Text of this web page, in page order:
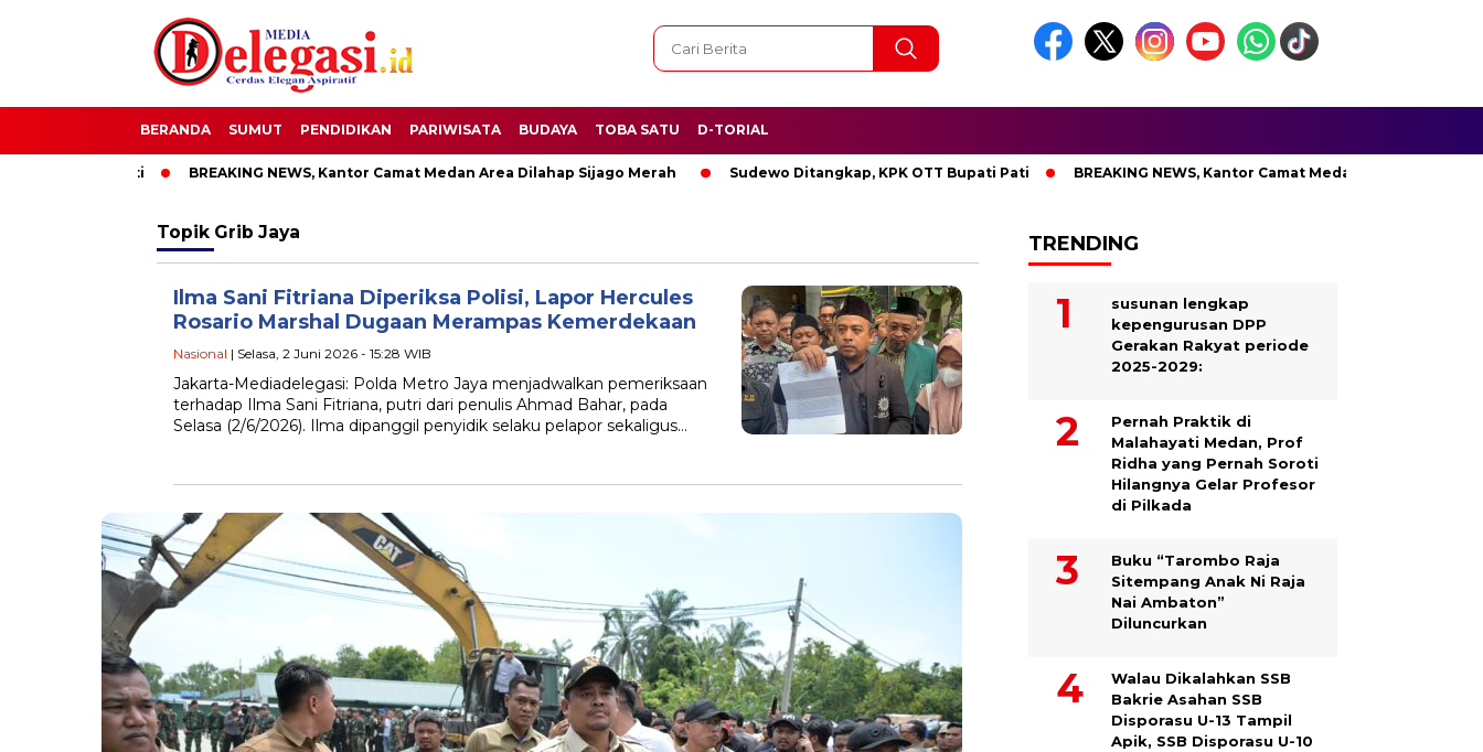
BERANDA SUMUT PENDIDIKAN PARIWISATA BUDAYA TOBA SATU D-TORIAL
BREAKING NEWS, Kantor Camat Medan Area Dilahap Sijago Merah Sudewo Ditangkap, KPK OTT Bupati Pati BREAKING NEWS, Kantor Camat Medan Area Dilahap Sijago
Topik Grib Jaya
Ilma Sani Fitriana Diperiksa Polisi, Lapor Hercules
Rosario Marshal Dugaan Merampas Kemerdekaan
Nasional | Selasa, 2 Juni 2026 - 15:28 WIB
Jakarta-Mediadelegasi: Polda Metro Jaya menjadwalkan pemeriksaan
terhadap Ilma Sani Fitriana, putri dari penulis Ahmad Bahar, pada
Selasa (2/6/2026). Ilma dipanggil penyidik selaku pelapor sekaligus…
TRENDING
susunan lengkap
kepengurusan DPP
Gerakan Rakyat periode
2025-2029:
Pernah Praktik di
Malahayati Medan, Prof
Ridha yang Pernah Soroti
Hilangnya Gelar Profesor
di Pilkada
Buku “Tarombo Raja
Sitempang Anak Ni Raja
Nai Ambaton”
Diluncurkan
Walau Dikalahkan SSB
Bakrie Asahan SSB
Disporasu U-13 Tampil
Apik, SSB Disporasu U-10